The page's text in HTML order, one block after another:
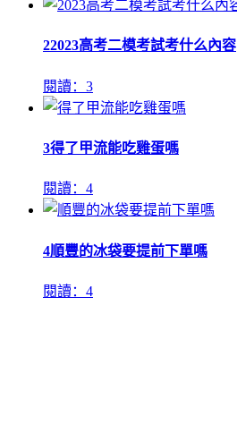
22023高考二模考試考什么內容
閱讀：3
3得了甲流能吃雞蛋嗎
閱讀：4
4順豐的冰袋要提前下單嗎
閱讀：4